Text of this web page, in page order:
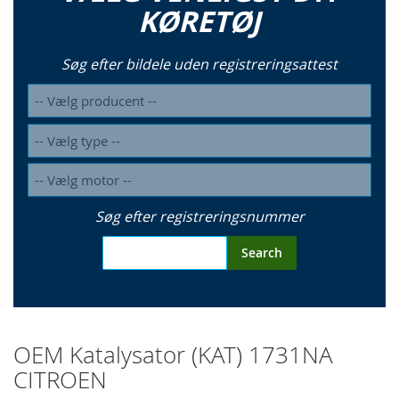
KØRETØJ
Søg efter bildele uden registreringsattest
Søg efter registreringsnummer
Search
OEM Katalysator (KAT) 1731NA
CITROEN